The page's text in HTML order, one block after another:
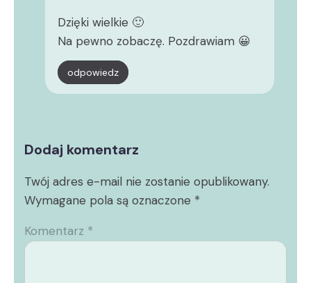
Dzięki wielkie 🙂
Na pewno zobaczę. Pozdrawiam 😀
odpowiedz
Dodaj komentarz
Twój adres e-mail nie zostanie opublikowany.
Wymagane pola są oznaczone *
Komentarz *